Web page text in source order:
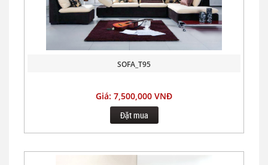
SOFA_T95
Giá: 7,500,000 VNĐ
Đặt mua